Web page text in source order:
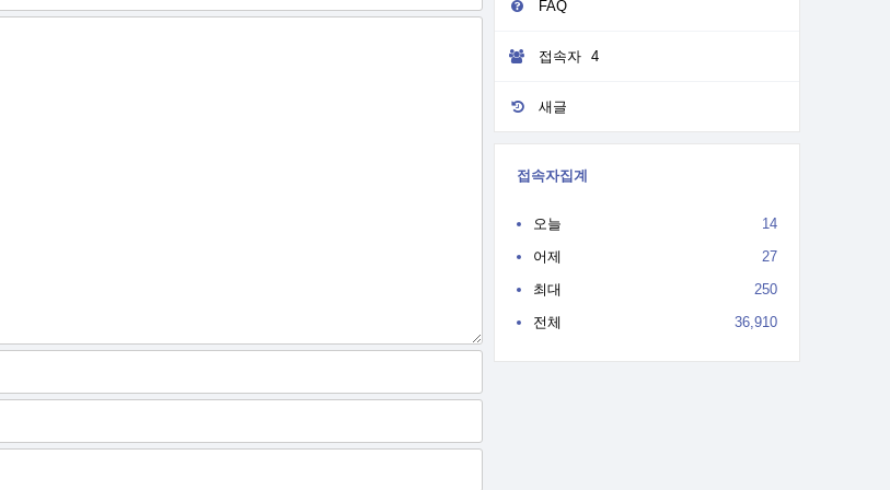
FAQ
접속자 4
새글
접속자집계
오늘
14
어제
27
최대
250
전체
36,910